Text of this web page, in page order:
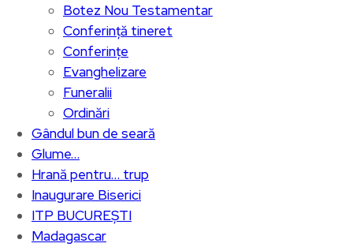
Botez Nou Testamentar
Conferință tineret
Conferințe
Evanghelizare
Funeralii
Ordinări
Gândul bun de seară
Glume…
Hrană pentru… trup
Inaugurare Biserici
ITP BUCUREȘTI
Madagascar